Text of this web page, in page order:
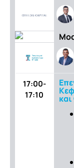
17:00-
17:10